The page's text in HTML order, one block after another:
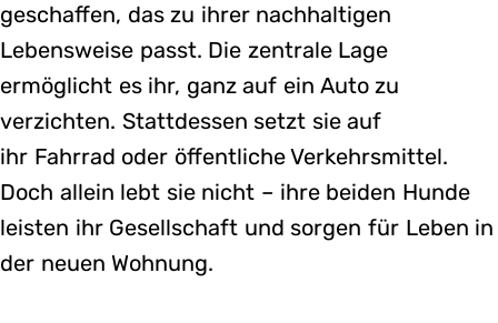
geschaffen, das zu ihrer nachhaltigen
Lebensweise passt. Die zentrale Lage
ermöglicht es ihr, ganz auf ein Auto zu
verzichten. Stattdessen setzt sie auf
ihr Fahrrad oder öffentliche Verkehrsmittel.
Doch allein lebt sie nicht – ihre beiden Hunde
leisten ihr Gesellschaft und sorgen für Leben in
der neuen Wohnung.